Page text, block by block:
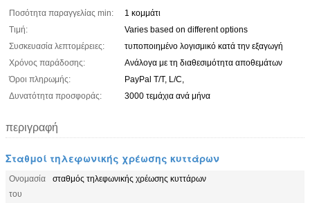
Ποσότητα παραγγελίας min:
1 κομμάτι
Τιμή:
Varies based on different options
Συσκευασία λεπτομέρειες:
τυποποιημένο λογισμικό κατά την εξαγωγή
Χρόνος παράδοσης:
Ανάλογα με τη διαθεσιμότητα αποθεμάτων
Όροι πληρωμής:
PayPal T/T, L/C,
Δυνατότητα προσφοράς:
3000 τεμάχια ανά μήνα
περιγραφή
Σταθμοί τηλεφωνικής χρέωσης κυττάρων
Ονομασία
του
σταθμός τηλεφωνικής χρέωσης κυττάρων